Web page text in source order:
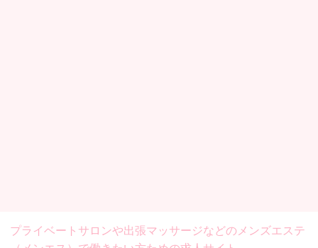
プライベートサロンや出張マッサージなどの メンズエステ